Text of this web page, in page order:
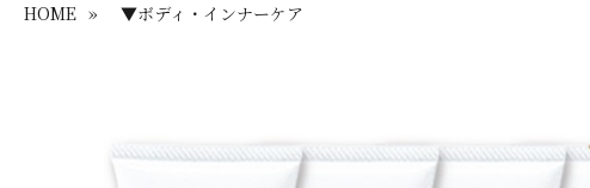
HOME » ▼ボディ・インナーケア